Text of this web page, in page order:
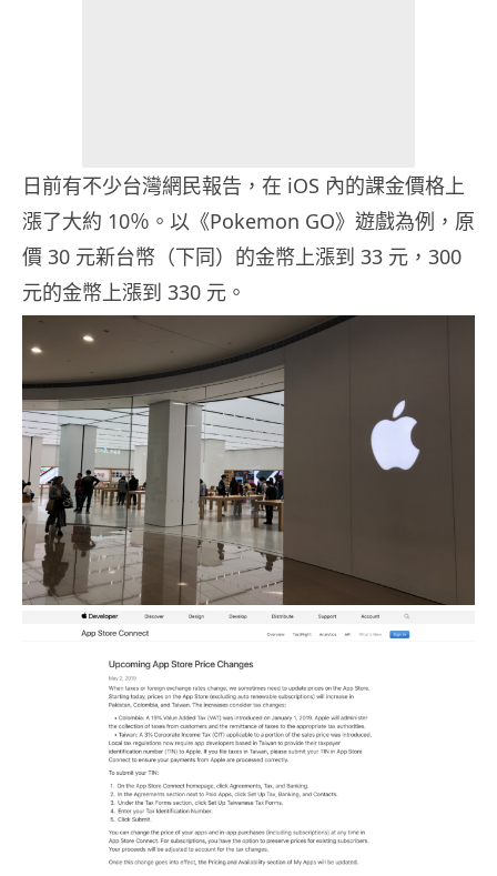
日前有不少台灣網民報告，在 iOS 內的課金價格上
漲了大約 10％。以《Pokemon GO》遊戲為例，原
價 30 元新台幣（下同）的金幣上漲到 33 元，300
元的金幣上漲到 330 元。